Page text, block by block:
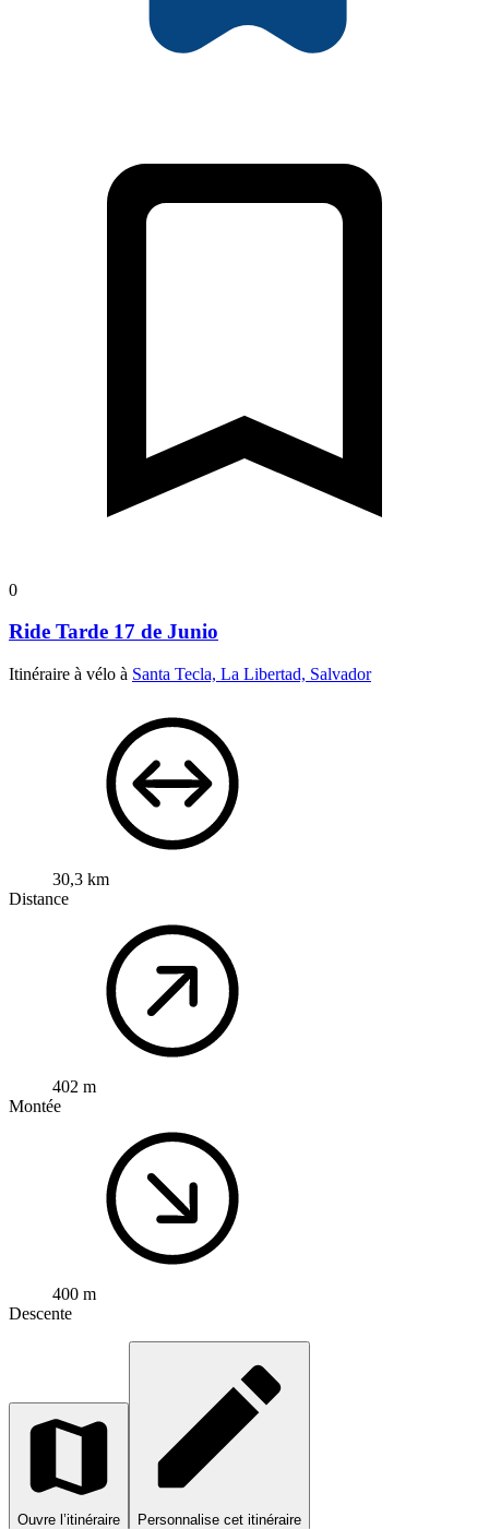
0
Ride Tarde 17 de Junio
Itinéraire à vélo à Santa Tecla, La Libertad, Salvador
30,3 km
Distance
402 m
Montée
400 m
Descente
Ouvre l’itinéraire Personnalise cet itinéraire